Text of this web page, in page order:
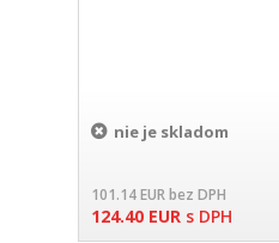
nie je skladom
101.14EURbez DPH
124.40 EUR s DPH